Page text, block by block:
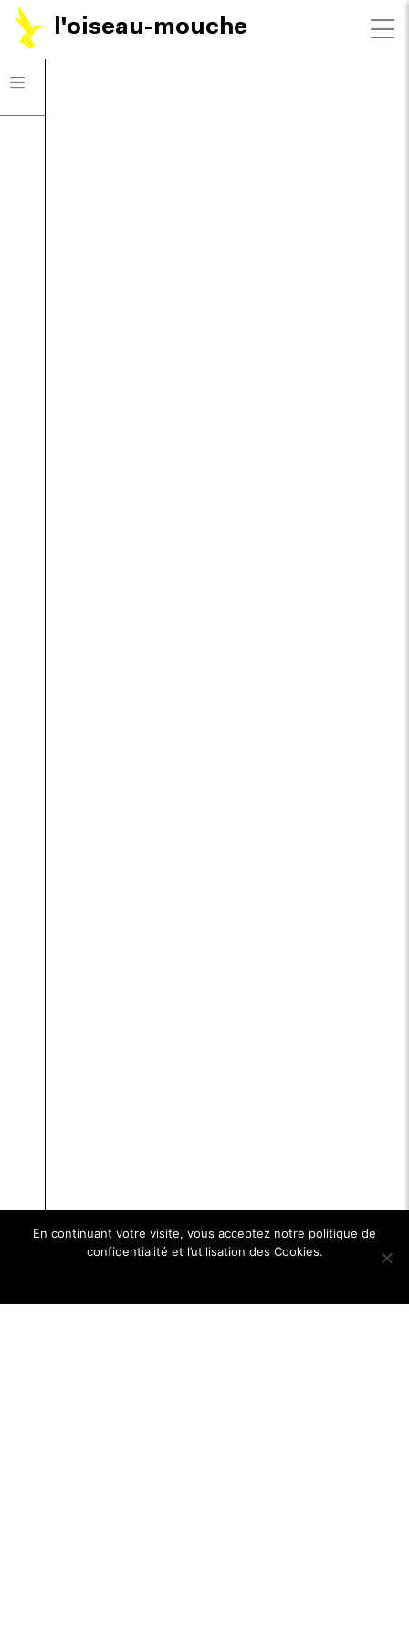
l'oiseau-mouche
En continuant votre visite, vous acceptez notre politique de
confidentialité et l’utilisation des Cookies.